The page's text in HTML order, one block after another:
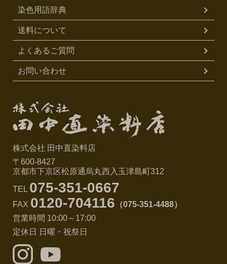
染色用語辞典
送料について
よくあるご質問
お問い合わせ
株式会社 田中直染料店
〒600-8427
京都市下京区松原通烏丸西入玉津島町312
TEL 075-351-0667
FAX 0120-704116 （075-351-4488）
営業時間 10:00～17:00
定休日 日曜・祝祭日